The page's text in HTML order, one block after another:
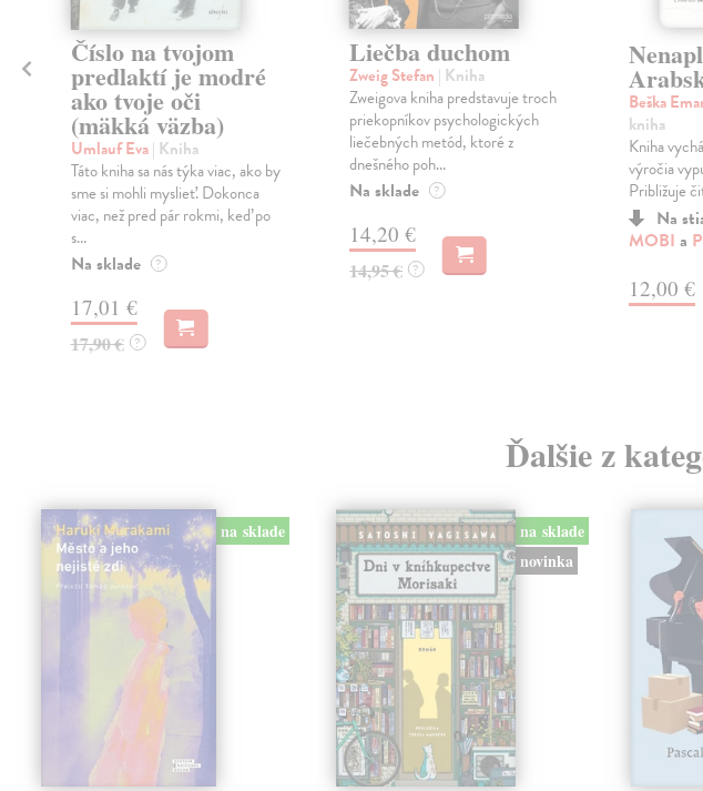
Číslo na tvojom
predlaktí je modré
ako tvoje oči
(mäkká väzba)
Umlauf Eva| Kniha
Táto kniha sa nás týka viac, ako by
sme si mohli myslieť. Dokonca
viac, než pred pár rokmi, keď po
s...
Na sklade ?
17,01 €
17,90 € ?
Liečba duchom
Zweig Stefan | Kniha
Zweigova kniha predstavuje troch
priekopníkov psychologických
liečebných metód, ktoré z
dnešného poh...
Na sklade ?
14,20 €
14,95 € ?
Beška
kniha
Kniha
výročia
Približuje
Na
MOBI a
12,00 €
Ďalšie z
na sklade
na sklade
novinka